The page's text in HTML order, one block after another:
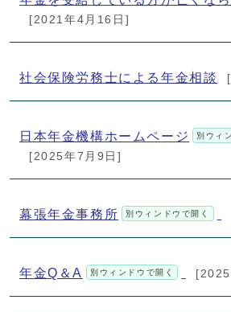
[2021年4月16日]
社会保険労務士による年金相談
日本年金機構ホームページ 別ウィ
[2025年7月9日]
幕張年金事務所 別ウィンドウで開く
年金Q＆A 別ウィンドウで開く